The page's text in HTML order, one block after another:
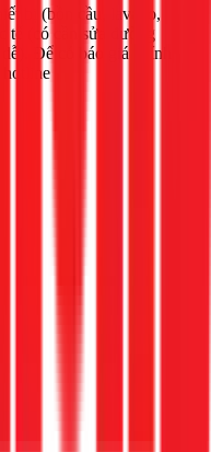
bị (bồn cầu, lavabo,
tế (có cần sửa đường
Để có báo giá chính
hotline